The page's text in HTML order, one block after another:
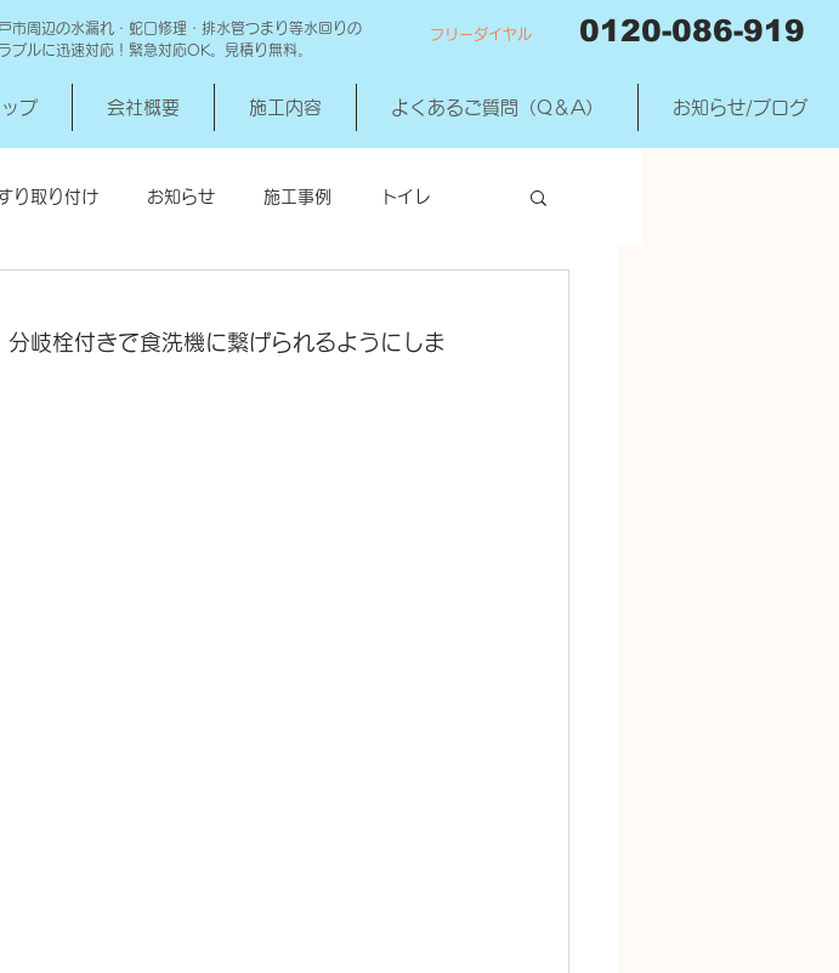
市周辺の水漏れ・蛇口修理・排水管つまり等水回りの
ブルに迅速対応！緊急対応OK。見積り無料。
フリーダイヤル 0120-086-919
ップ 会社概要 施工内容 よくあるご質問（Q＆A） お知らせ/ブログ
り取り付け お知らせ 施工事例 トイレ
岐栓付きで食洗機に繋げられるようにしま